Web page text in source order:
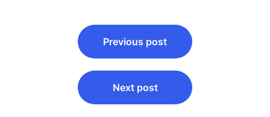
navigation
Previous post
Next post